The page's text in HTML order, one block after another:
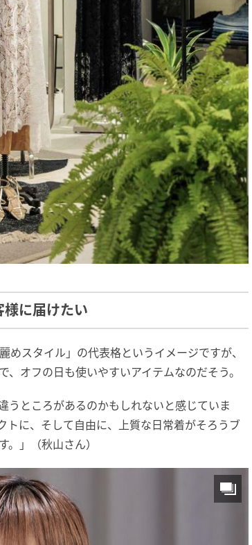
様に届けたい
めスタイル」の代表格というイメージですが、
オフの日も使いやすいアイテムなのだそう。
うところがあるのかもしれないと感じていま
に、そして自由に、上質な日常着がそろうブ
」（秋山さん）